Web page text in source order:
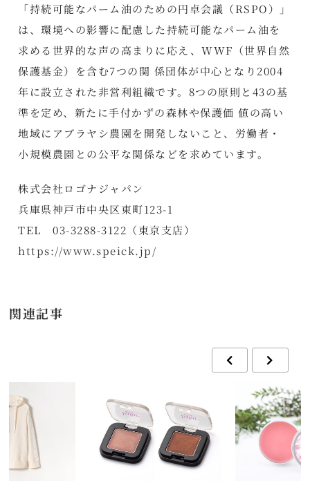
「持続可能なパーム油のための円卓会議（RSPO）」
は、環境への影響に配慮した持続可能なパーム油を
求める世界的な声の高まりに応え、WWF（世界自然
保護基金）を含む7つの関 係団体が中心となり2004
年に設立された非営利組織です。8つの原則と43の基
準を定め、新たに手付かずの森林や保護価 値の高い
地域にアブラヤシ農園を開発しないこと、労働者・
小規模農園との公平な関係などを求めています。
株式会社ロゴナジャパン
兵庫県神戸市中央区東町123-1
TEL 03-3288-3122（東京支店）
https://www.speick.jp/
関連記事